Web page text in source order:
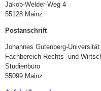
Jakob-Welder-Weg 4
55128 Mainz
Postanschrift
Johannes Gutenberg-Universität
Fachbereich Rechts- und
Studienbüro
55099 Mainz